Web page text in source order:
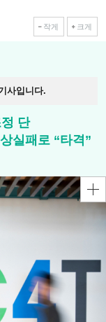
작게 크게
사입니다.
단
실패로 “타격”